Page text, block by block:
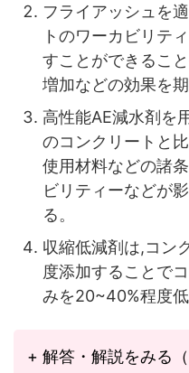
フライアッシュを
トのワーカビリテ
すことができるこ
増加などの効果を期
高性能AE減水剤を
のコンクリートと
使用材料などの諸
ビリティーなどが
る。
収縮低減剤は,コン
度添加することで
みを20~40%程度低
+ 解答・解説をみる（